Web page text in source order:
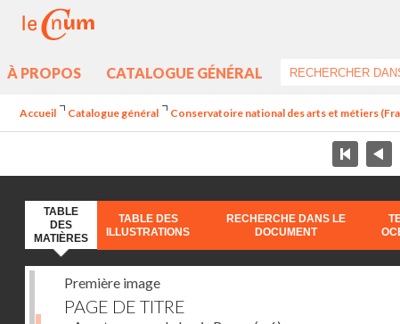
À PROPOS CATALOGUE GÉNÉRAL
Accueil Catalogue général Conservatoire national des arts et métiers
TABLE
DES
MATIÈRES
TABLE DES
ILLUSTRATIONS
RECHERCHE DANS LE
DOCUMENT
Première image
PAGE DE TITRE